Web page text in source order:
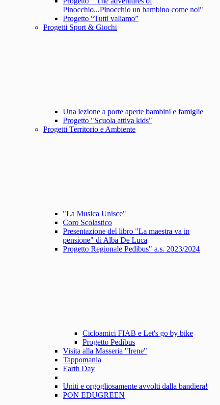
Pinocchio...Pinocchio un bambino come noi"
Progetto “Tutti valiamo”
Progetti Sport & Giochi
Una lezione a porte aperte bambini e famiglie
Progetto "Scuola attiva kids"
Progetti Territorio e Ambiente
"La Musica Unisce"
Coro Scolastico
Presentazione del libro "La maestra va in
pensione" di Alba De Luca
Progetto Regionale Pedibus" a.s. 2023/2024
Cicloamici FIAB e Let's go by bike
Progetto Pedibus
Visita alla Masseria "Irene"
Tappomania
Earth Day
Uniti e orgogliosamente avvolti dalla bandiera!
PON EDUGREEN